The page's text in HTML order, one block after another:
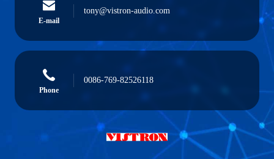
E-mail
tony@vistron-audio.com
Phone
0086-769-82526118